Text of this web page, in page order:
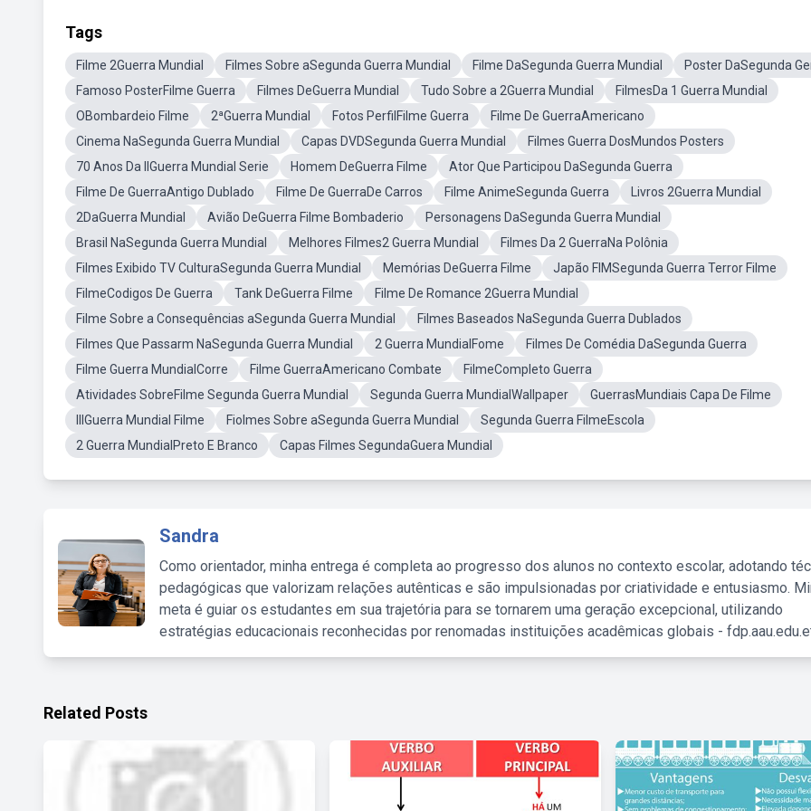
Tags
Filme 2Guerra Mundial Filmes Sobre aSegunda Guerra Mundial Filme DaSegunda Guerra Mundial
Poster DaSegunda
Famoso PosterFilme Guerra
Filmes DeGuerra Mundial Tudo Sobre a 2Guerra Mundial
FilmesDa 1 Guerra Mundial
OBombardeio Filme
2ªGuerra Mundial Fotos PerfilFilme Guerra
Filme De GuerraAmericano
Cinema NaSegunda Guerra Mundial
Capas DVDSegunda Guerra Mundial
Filmes Guerra DosMundos Posters
70 Anos Da IIGuerra Mundial Serie
Homem DeGuerra Filme
Ator Que Participou DaSegunda Guerra
Filme De GuerraAntigo Dublado
Filme De GuerraDe Carros Filme AnimeSegunda Guerra
Livros 2Guerra Mundial
2DaGuerra Mundial
Avião DeGuerra Filme Bombaderio
Personagens DaSegunda Guerra Mundial
Brasil NaSegunda Guerra Mundial
Melhores Filmes2 Guerra Mundial
Filmes Da 2 GuerraNa Polônia
Filmes Exibido TV CulturaSegunda Guerra Mundial
Memórias DeGuerra Filme
Japão FIMSegunda Guerra Terror Filme
FilmeCodigos De Guerra
Tank DeGuerra Filme
Filme De Romance 2Guerra Mundial
Filme Sobre a Consequências aSegunda Guerra Mundial
Filmes Baseados NaSegunda Guerra Dublados
Filmes Que Passarm NaSegunda Guerra Mundial
2 Guerra MundialFome
Filmes De Comédia DaSegunda Guerra
Filme Guerra MundialCorre
Filme GuerraAmericano Combate
FilmeCompleto Guerra
Atividades SobreFilme Segunda Guerra Mundial
Segunda Guerra MundialWallpaper
GuerrasMundiais Capa De Filme
IIIGuerra Mundial Filme
Fiolmes Sobre aSegunda Guerra Mundial
Segunda Guerra FilmeEscola
2 Guerra MundialPreto E Branco
Capas Filmes SegundaGuera Mundial
Sandra
Como orientador, minha entrega é completa ao progresso dos alunos no contexto escolar, adotando
pedagógicas que valorizam relações autênticas e são impulsionadas por criatividade e entusiasmo.
meta é guiar os estudantes em sua trajetória para se tornarem uma geração excepcional, utilizando
estratégias educacionais reconhecidas por renomadas instituições acadêmicas globais -
Related Posts